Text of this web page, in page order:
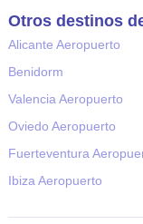
Otros destinos
Alicante Aeropuerto
Benidorm
Valencia Aeropuerto
Oviedo Aeropuerto
Fuerteventura
Ibiza Aeropuerto